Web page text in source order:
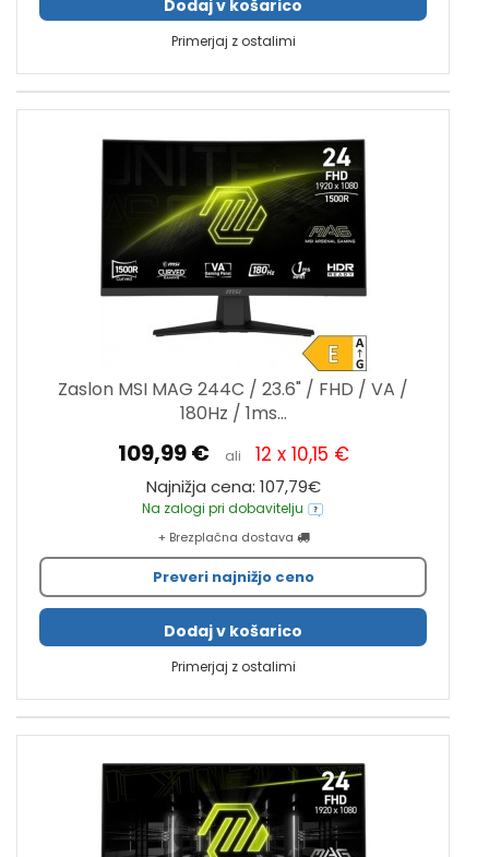
Dodaj v košarico
Primerjaj z ostalimi
Zaslon MSI MAG 244C / 23.6" / FHD / VA /
180Hz / 1ms...
109,99 € ali 12 x 10,15 €
Najnižja cena: 107,79€
Na zalogi pri dobavitelju
+ Brezplačna dostava
Preveri najnižjo ceno
Dodaj v košarico
Primerjaj z ostalimi